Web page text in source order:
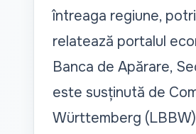
întreaga regiune,
relatează portalul
Banca de Apărare,
este susținută de
Württemberg